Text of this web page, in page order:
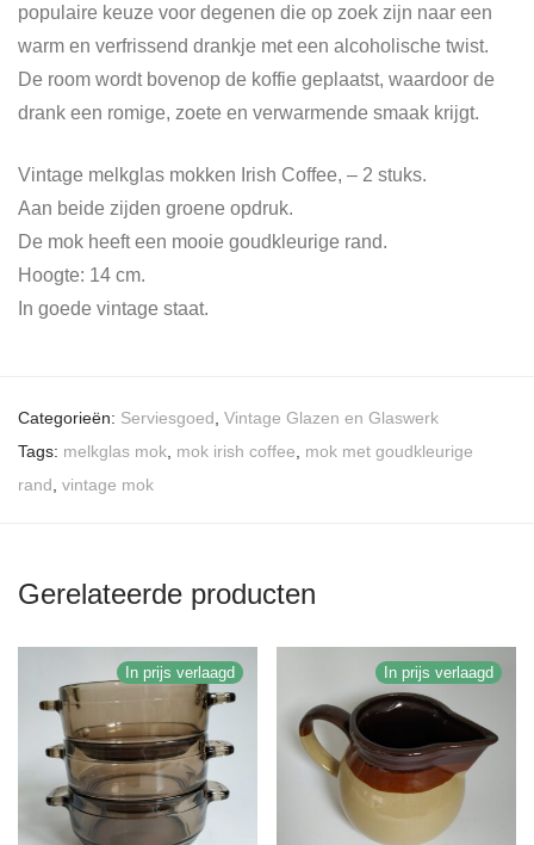
populaire keuze voor degenen die op zoek zijn naar een
warm en verfrissend drankje met een alcoholische twist.
De room wordt bovenop de koffie geplaatst, waardoor de
drank een romige, zoete en verwarmende smaak krijgt.
Vintage melkglas mokken Irish Coffee, – 2 stuks.
Aan beide zijden groene opdruk.
De mok heeft een mooie goudkleurige rand.
Hoogte: 14 cm.
In goede vintage staat.
Categorieën: Serviesgoed Vintage Glazen en Glaswerk
Tags: melkglas mok mok irish coffee
mok met goudkleurige
rand vintage mok
Gerelateerde producten
In prijs verlaagd In prijs verlaagd